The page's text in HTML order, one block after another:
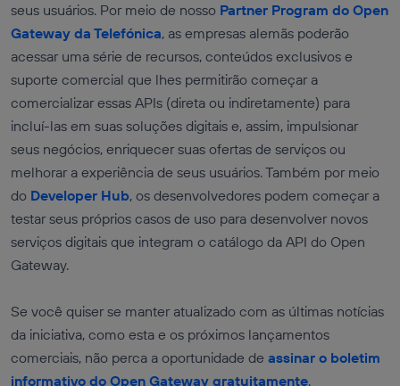
seus usuários. Por meio de nosso Partner Program do Open
Gateway da Telefónica, as empresas alemãs poderão
acessar uma série de recursos, conteúdos exclusivos e
suporte comercial que lhes permitirão começar a
comercializar essas APIs (direta ou indiretamente) para
incluí-las em suas soluções digitais e, assim, impulsionar
seus negócios, enriquecer suas ofertas de serviços ou
melhorar a experiência de seus usuários. Também por meio
do Developer Hub, os desenvolvedores podem começar a
testar seus próprios casos de uso para desenvolver novos
serviços digitais que integram o catálogo da API do Open
Gateway.
Se você quiser se manter atualizado com as últimas notícias
da iniciativa, como esta e os próximos lançamentos
comerciais, não perca a oportunidade de assinar o boletim
informativo do Open Gateway gratuitamente.